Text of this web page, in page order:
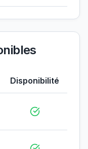
Disponibilité